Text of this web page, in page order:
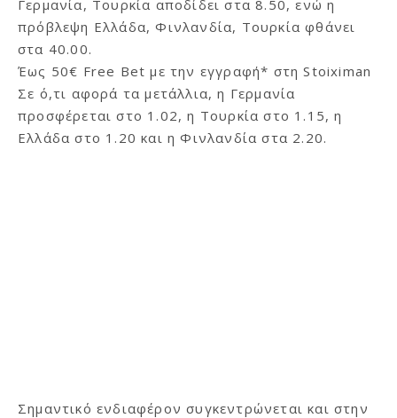
Γερμανία, Τουρκία αποδίδει στα 8.50, ενώ η
πρόβλεψη Ελλάδα, Φινλανδία, Τουρκία φθάνει
στα 40.00.
Έως 50€ Free Bet με την εγγραφή* στη Stoiximan
Σε ό,τι αφορά τα μετάλλια, η Γερμανία
προσφέρεται στο 1.02, η Τουρκία στο 1.15, η
Ελλάδα στο 1.20 και η Φινλανδία στα 2.20.
Σημαντικό ενδιαφέρον συγκεντρώνεται και στην